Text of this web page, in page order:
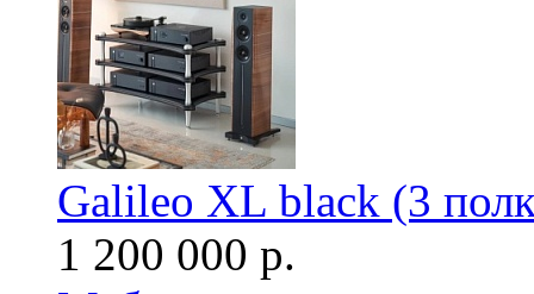
Galileo XL black (3
1 200 000 р.